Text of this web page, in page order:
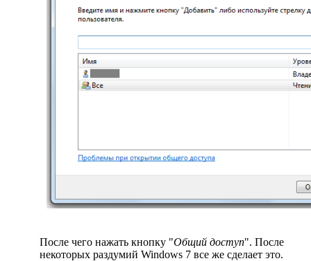
После чего нажать кнопку "Общий доступ". После
некоторых раздумий Windows 7 все же сделает это.